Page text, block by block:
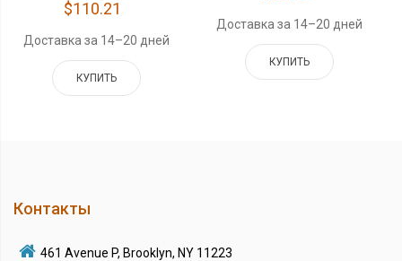
$110.21
Доставка за 14–20 дней
КУПИТЬ
Доставка за 14–20 дней
КУПИТЬ
Контакты
461 Avenue P, Brooklyn, NY 11223